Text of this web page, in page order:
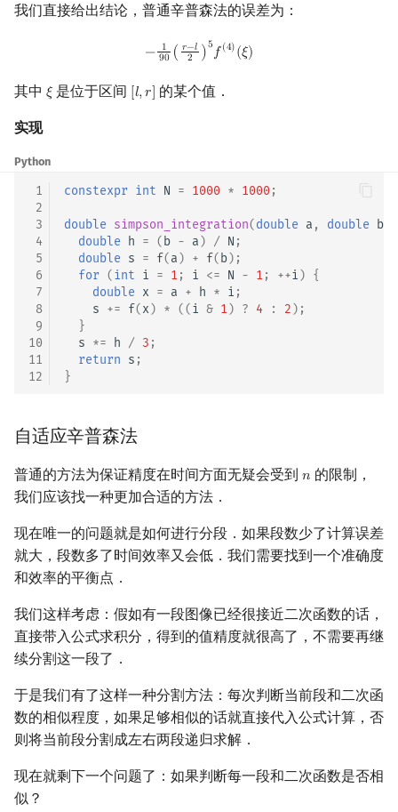
类欧几里德算法
Meissel–Lehmer 算法
连分数
Stern–Brocot 树与 Farey 序列
二次域
Pell 方程
最大团搜索算法
支配树
图上随机游走
我们直接给出结论，普通辛普森法的误差为：
− 1
90 ( 𝑟−𝑙
2 )5𝑓(4)(𝜉)
90( r−l2)5 f(4)(ξ)
其中 𝜉
ξ 是位于区间 [𝑙,𝑟]
[l,r] 的某个值．
实现
Python
1
2
3
4
5
6
7
8
9
10
11
12
constexpr int N = 1000 * 1000;
double simpson_integration(double a , double b
double
h = ( b - a) / N ;
double s = f(a) + f( b);
for (int i = 1 ; i <= N - 1 ; ++i) {
double x = a + h * i ;
s += f(x) * ((i & 1) ? 4 : 2);
}
s *= h / 3 ;
return s ;
}
自适应辛普森法
普通的方法为保证精度在时间方面无疑会受到 𝑛
n 的限制，
我们应该找一种更加合适的方法．
现在唯一的问题就是如何进行分段．如果段数少了计算误差
就大，段数多了时间效率又会低．我们需要找到一个准确度
和效率的平衡点．
我们这样考虑：假如有一段图像已经很接近二次函数的话，
直接带入公式求积分，得到的值精度就很高了，不需要再继
续分割这一段了．
于是我们有了这样一种分割方法：每次判断当前段和二次函
数的相似程度，如果足够相似的话就直接代入公式计算，否
则将当前段分割成左右两段递归求解．
现在就剩下一个问题了：如果判断每一段和二次函数是否相
似？